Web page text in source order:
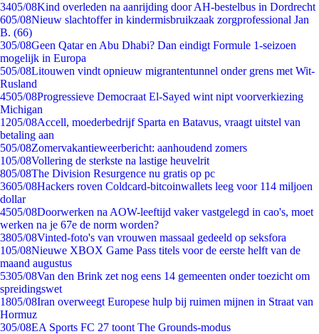
3405/08Kind overleden na aanrijding door AH-bestelbus in Dordrecht
605/08Nieuw slachtoffer in kindermisbruikzaak zorgprofessional Jan
B. (66)
305/08Geen Qatar en Abu Dhabi? Dan eindigt Formule 1-seizoen
mogelijk in Europa
505/08Litouwen vindt opnieuw migrantentunnel onder grens met Wit-
Rusland
4505/08Progressieve Democraat El-Sayed wint nipt voorverkiezing
Michigan
1205/08Accell, moederbedrijf Sparta en Batavus, vraagt uitstel van
betaling aan
505/08Zomervakantieweerbericht: aanhoudend zomers
105/08Vollering de sterkste na lastige heuvelrit
805/08The Division Resurgence nu gratis op pc
3605/08Hackers roven Coldcard-bitcoinwallets leeg voor 114 miljoen
dollar
4505/08Doorwerken na AOW-leeftijd vaker vastgelegd in cao's, moet
werken na je 67e de norm worden?
3805/08Vinted-foto's van vrouwen massaal gedeeld op seksfora
105/08Nieuwe XBOX Game Pass titels voor de eerste helft van de
maand augustus
5305/08Van den Brink zet nog eens 14 gemeenten onder toezicht om
spreidingswet
1805/08Iran overweegt Europese hulp bij ruimen mijnen in Straat van
Hormuz
305/08EA Sports FC 27 toont The Grounds-modus